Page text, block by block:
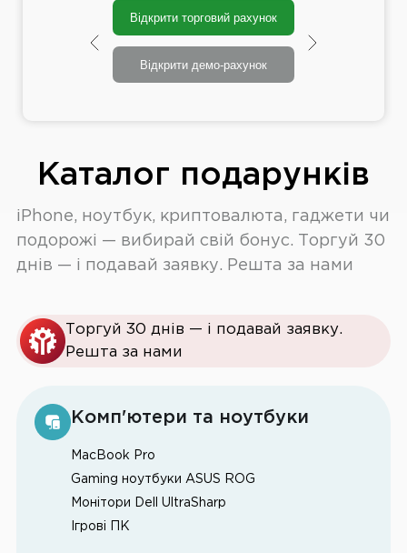
Відкрити торговий рахунок
Відкрити демо-рахунок
Каталог подарунків
iPhone, ноутбук, криптовалюта, гаджети чи
подорожі — вибирай свій бонус. Торгуй 30
днів — і подавай заявку. Решта за нами
Торгуй 30 днів — і подавай заявку.
Решта за нами
Комп'ютери та ноутбуки
MacBook Pro
Gaming ноутбуки ASUS ROG
Монітори Dell UltraSharp
Ігрові ПК